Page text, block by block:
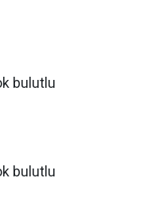
bulutlu
bulutlu